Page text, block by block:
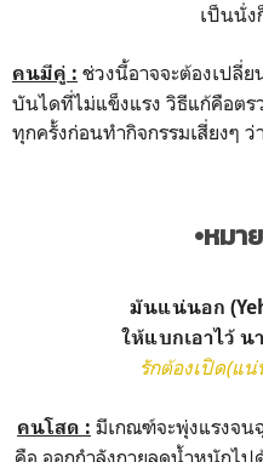
เป็นนั่ง
คนมีคู่ : ช่วงนี้อาจจะต้องเปลี่
บันไดที่ไม่แข็งแรง วิธีแก้คือตร
ทุกครั้งก่อนทำกิจกรรมเสี่ยงๆ
•หมา
มันแน่นอก
ให้แบกเอาไว้ น
รักต้องเปิด(แน่
คนโสด : มีเกณฑ์จะพุ่งแรงจน
คือ ออกกำลังกายลดน้ำหนักไป